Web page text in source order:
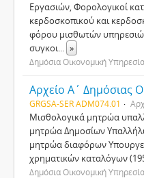
Εργασιών, Φορολογικοί
κερδοσκοπικού και
φόρου μισθωτών
συγκοι... »
Δημόσια Οικονομική
GRGSA-SER ADM074.01
Μισθολογικά μητρώα
μητρώα Δημοσίων
μητρώα διαφόρων
χρηματικών καταλόγων
Δημόσια Οικονομική